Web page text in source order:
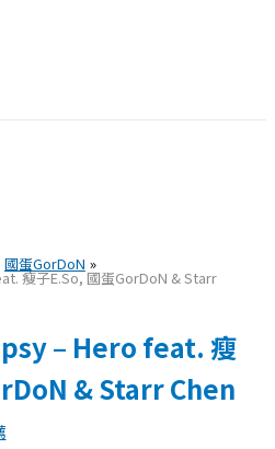
國蛋GorDoN
瘦子E.So, 國蛋GorDoN & Starr
– Hero feat. 瘦
& Starr Chen